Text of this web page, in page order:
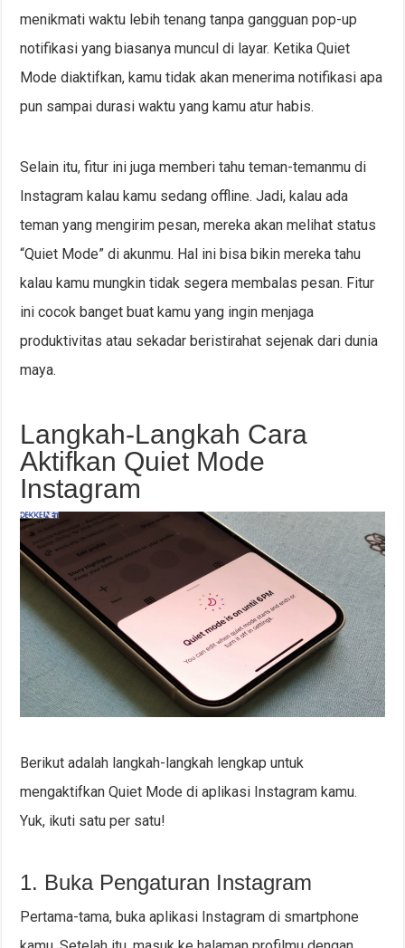
menikmati waktu lebih tenang tanpa gangguan pop-up
notifikasi yang biasanya muncul di layar. Ketika Quiet
Mode diaktifkan, kamu tidak akan menerima notifikasi apa
pun sampai durasi waktu yang kamu atur habis.
Selain itu, fitur ini juga memberi tahu teman-temanmu di
Instagram kalau kamu sedang offline. Jadi, kalau ada
teman yang mengirim pesan, mereka akan melihat status
“Quiet Mode” di akunmu. Hal ini bisa bikin mereka tahu
kalau kamu mungkin tidak segera membalas pesan. Fitur
ini cocok banget buat kamu yang ingin menjaga
produktivitas atau sekadar beristirahat sejenak dari dunia
maya.
Langkah-Langkah Cara
Aktifkan Quiet Mode
Instagram
Berikut adalah langkah-langkah lengkap untuk
mengaktifkan Quiet Mode di aplikasi Instagram kamu.
Yuk, ikuti satu per satu!
1. Buka Pengaturan Instagram
Pertama-tama, buka aplikasi Instagram di smartphone